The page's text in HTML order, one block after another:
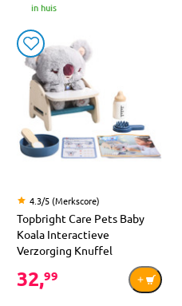
in huis
4.3/5 (Merkscore)
Topbright Care Pets Baby
Koala Interactieve
Verzorging Knuffel
32,99